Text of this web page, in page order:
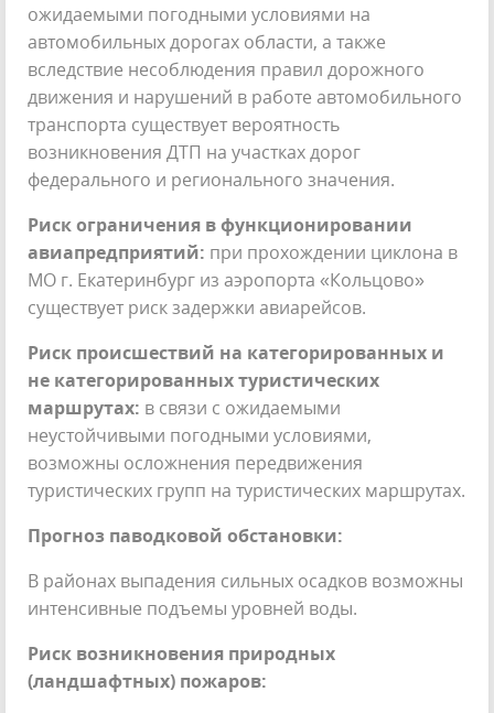
ожидаемыми погодными условиями на
автомобильных дорогах области, а также
вследствие несоблюдения правил дорожного
движения и нарушений в работе автомобильного
транспорта существует вероятность
возникновения ДТП на участках дорог
федерального и регионального значения.
Риск ограничения в функционировании
авиапредприятий: при прохождении циклона в
МО г. Екатеринбург из аэропорта «Кольцово»
существует риск задержки авиарейсов.
Риск происшествий на категорированных и
не категорированных туристических
маршрутах: в связи с ожидаемыми
неустойчивыми погодными условиями,
возможны осложнения передвижения
туристических групп на туристических маршрутах.
Прогноз паводковой обстановки:
В районах выпадения сильных осадков возможны
интенсивные подъемы уровней воды.
Риск возникновения природных
(ландшафтных) пожаров: